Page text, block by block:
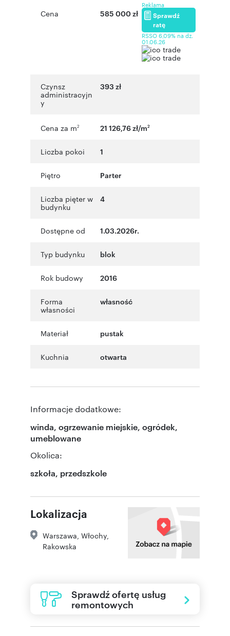
Cena 585 000 zł
Reklama
Sprawdź
ratę
RSSO 6,09% na dz.
01.06.26
Czynsz
administracyjn
y
393 zł
Cena za m2 21 126,76 zł/m2
Liczba pokoi 1
Piętro Parter
Liczba pięter w
budynku
4
Dostępne od 1.03.2026r.
Typ budynku blok
Rok budowy 2016
Forma
własności
własność
Materiał pustak
Kuchnia otwarta
Informacje dodatkowe:
winda, ogrzewanie miejskie, ogródek,
umeblowane
Okolica:
szkoła, przedszkole
Lokalizacja
Warszawa Włochy
Rakowska
Sprawdź ofertę usług
remontowych